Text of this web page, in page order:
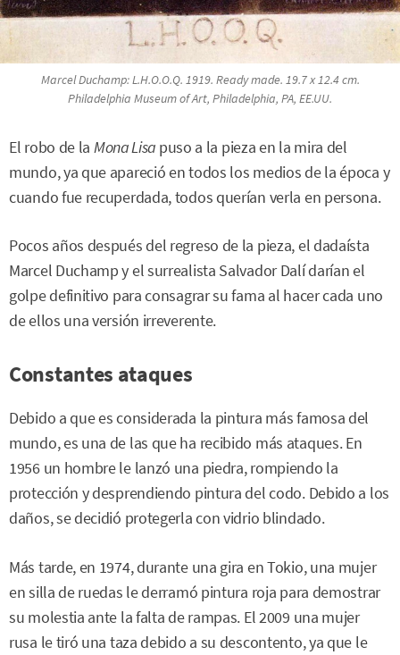
Marcel Duchamp:L.H.O.O.Q. 1919. Ready made. 19.7 x 12.4 cm.
Philadelphia Museum of Art, Philadelphia, PA, EE.UU.
El robo de la Mona Lisa puso a la pieza en la mira del
mundo, ya que apareció en todos los medios de la época y
cuando fue recuperdada, todos querían verla en persona.
Pocos años después del regreso de la pieza, el dadaísta
Marcel Duchamp y el surrealista Salvador Dalí darían el
golpe definitivo para consagrar su fama al hacer cada uno
de ellos una versión irreverente.
Constantes ataques
Debido a que es considerada la pintura más famosa del
mundo, es una de las que ha recibido más ataques. En
1956 un hombre le lanzó una piedra, rompiendo la
protección y desprendiendo pintura del codo. Debido a los
daños, se decidió protegerla con vidrio blindado.
Más tarde, en 1974, durante una gira en Tokio, una mujer
en silla de ruedas le derramó pintura roja para demostrar
su molestia ante la falta de rampas. El 2009 una mujer
rusa le tiró una taza debido a su descontento, ya que le